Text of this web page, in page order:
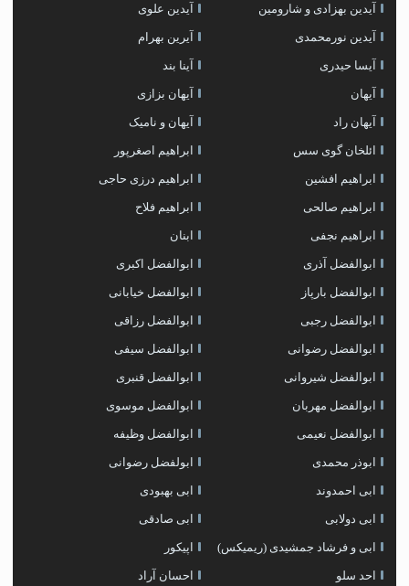
آیدین بهزادی و شارومین آیدین علوی
آیدین نورمحمدی آیرین بهرام
آیسا حیدری آینا بند
آیهان آیهان بزازی
آیهان راد آیهان و نامیک
ائلخان گوی سس ابراهیم اصغرپور
ابراهیم افشین ابراهیم درزی حاجی
ابراهیم صالحی ابراهیم فلاح
ابراهیم نجفی ابنان
ابوالفضل آذری ابوالفضل اکبری
ابوالفضل بارپاز ابوالفضل خیابانی
ابوالفضل رجبی ابوالفضل رزاقی
ابوالفضل رضوانی ابوالفضل سیفی
ابوالفضل شیروانی ابوالفضل قنبری
ابوالفضل مهربان ابوالفضل موسوی
ابوالفضل نعیمی ابوالفضل وظیفه
ابوذر محمدی ابولفضل رضوانی
ابی احمدوند ابی بهبودی
ابی دولابی ابی صادقی
ابی و فرشاد جمشیدی (ریمیکس) اپیکور
احد سلو احسان آراد